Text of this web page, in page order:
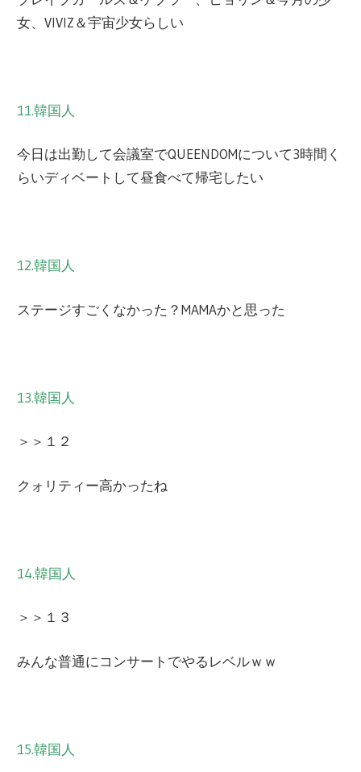
女、VIVIZ＆宇宙少女らしい
11.韓国人
今日は出勤して会議室でQUEENDOMについて3時間く
らいディベートして昼食べて帰宅したい
12.韓国人
ステージすごくなかった？MAMAかと思った
13.韓国人
＞＞１２
クォリティー高かったね
14.韓国人
＞＞１３
みんな普通にコンサートでやるレベルｗｗ
15.韓国人